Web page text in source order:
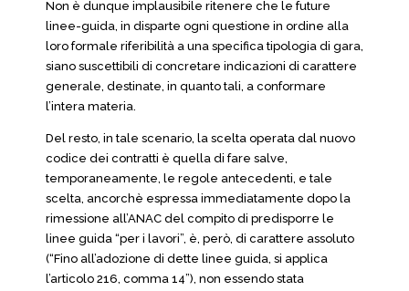
Non è dunque implausibile ritenere che le future
linee-guida, in disparte ogni questione in ordine alla
loro formale riferibilità a una specifica tipologia di gara,
siano suscettibili di concretare indicazioni di carattere
generale, destinate, in quanto tali, a conformare
l’intera materia.
Del resto, in tale scenario, la scelta operata dal nuovo
codice dei contratti è quella di fare salve,
temporaneamente, le regole antecedenti, e tale
scelta, ancorchè espressa immediatamente dopo la
rimessione all’ANAC del compito di predisporre le
linee guida “per i lavori”, è, però, di carattere assoluto
(“Fino all’adozione di dette linee guida, si applica
l’articolo 216, comma 14”), non essendo stata